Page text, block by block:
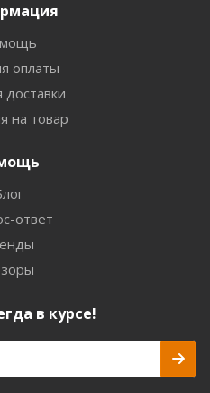
оплаты
доставки
на товар
ответ
в курсе!